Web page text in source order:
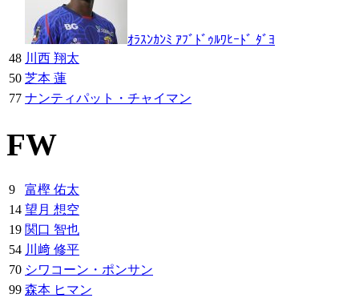
ｵﾗｽﾝｶﾝﾐ ｱﾌﾞﾄﾞｩﾙﾜﾋｰﾄﾞ ﾀﾞﾖ
48 川西 翔太
50 芝本 蓮
77 ナンティパット・チャイマン
FW
9
富樫 佑太
14 望月 想空
19 関口 智也
54 川﨑 修平
70 シワコーン・ポンサン
99 森本 ヒマン